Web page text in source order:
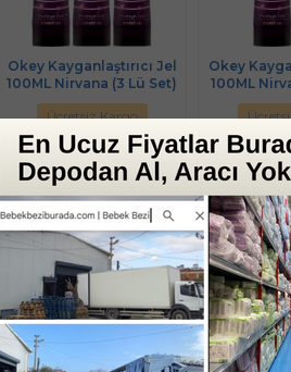
Okey Kayganlaştırıcı Jel
100ML Nirvana (3 Lü Set)
Ücretsiz Kargo
%5İndirim
Sınırlı Stok
- + ADET
660,90 TL
627,86 TL
Fast/Eft %3
indirimli
660,90 TL
Sepete
Okey
100ML
%5
- +
444,90 TL
422,66 TL
Fast/Eft %3
indirimli
444,90 TL